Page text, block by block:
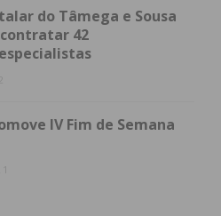
do Tâmega e Sousa
42
IV Fim de Semana